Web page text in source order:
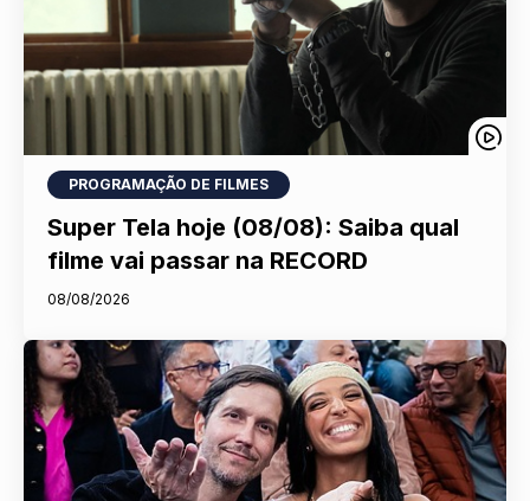
PROGRAMAÇÃO DE FILMES
Super Tela hoje (08/08): Saiba qual
filme vai passar na RECORD
08/08/2026